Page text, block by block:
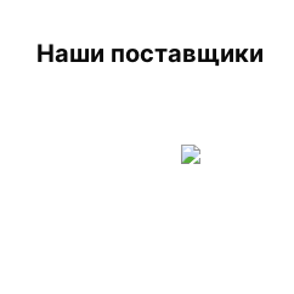
Наши поставщики